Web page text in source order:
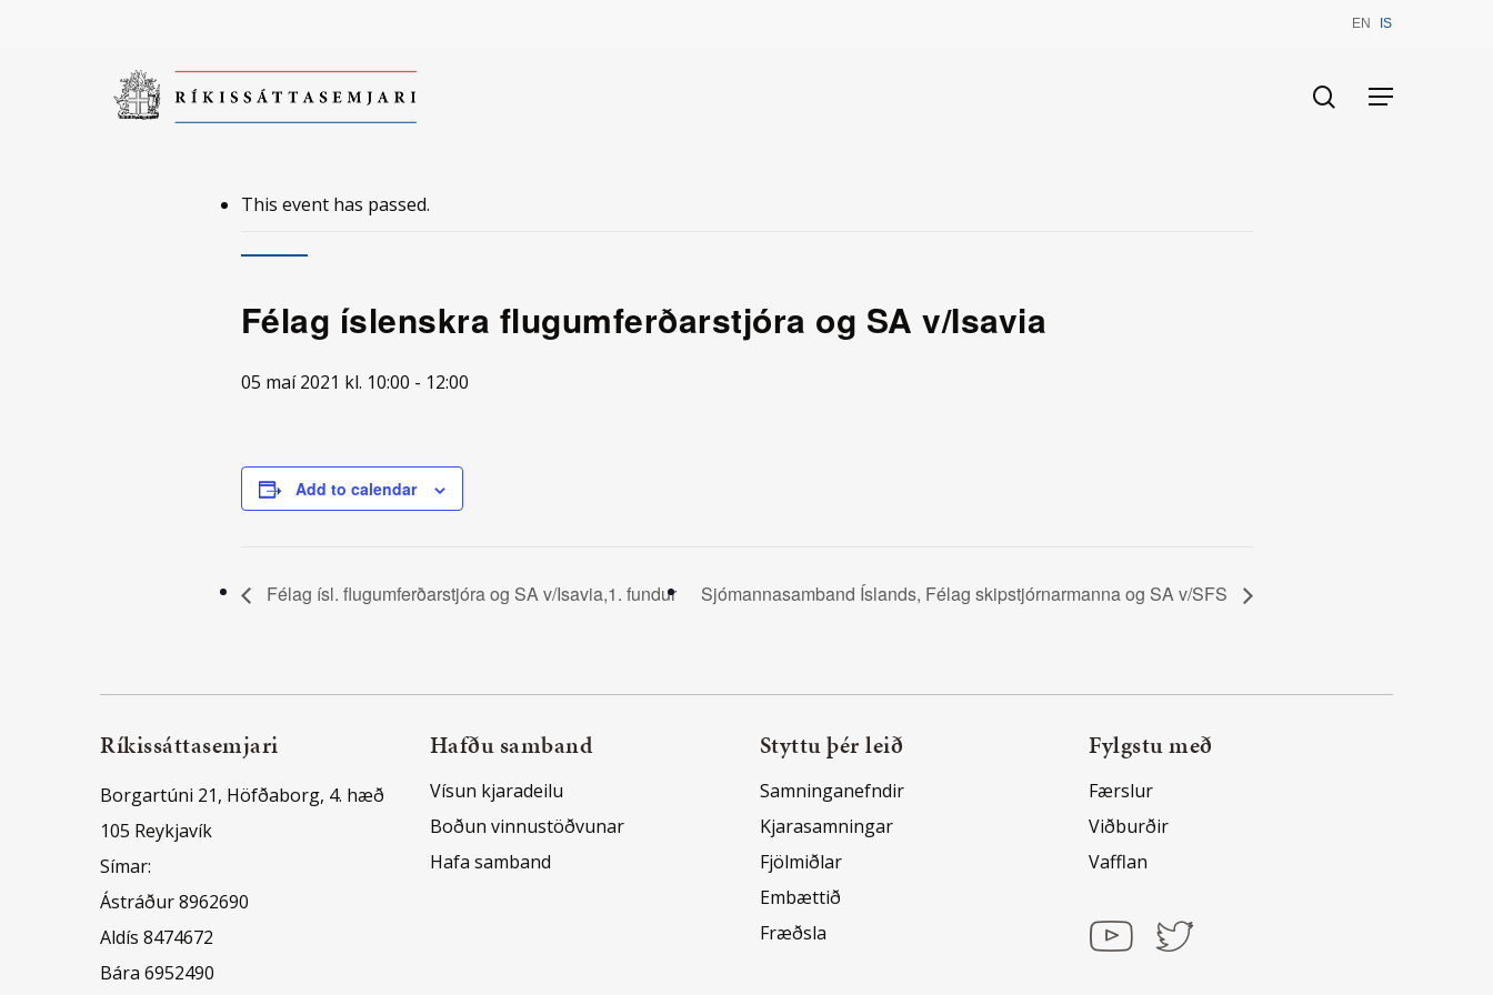
EN IS
search
Menu
This event has passed.
Félag íslenskra flugumferðarstjóra og SA v/Isavia
05 maí 2021 kl. 10:00 - 12:00
Add to calendar
Félag ísl. flugumferðarstjóra og SA v/Isavia,1. fundur Sjómannasamband Íslands, Félag skipstjórnarmanna og SA v/SFS
Ríkissáttasemjari
Borgartúni 21, Höfðaborg, 4. hæð
105 Reykjavík
Símar:
Ástráður 8962690
Aldís 8474672
Bára 6952490
Hafðu samband
Vísun kjaradeilu
Boðun vinnustöðvunar
Hafa samband
Styttu þér leið
Samninganefndir
Kjarasamningar
Fjölmiðlar
Embættið
Fræðsla
Fylgstu með
Færslur
Viðburðir
Vafflan